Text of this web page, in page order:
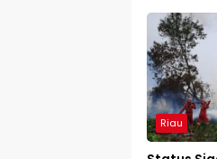
Hujan
Riau